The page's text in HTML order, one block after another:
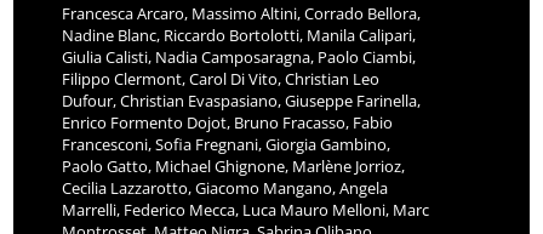
Francesca Arcaro, Massimo Altini, Corrado Bellora,
Nadine Blanc, Riccardo Bortolotti, Manila Calipari,
Giulia Calisti, Nadia Camposaragna, Paolo Ciambi,
Filippo Clermont, Carol Di Vito, Christian Leo
Dufour, Christian Evaspasiano, Giuseppe Farinella,
Enrico Formento Dojot, Bruno Fracasso, Fabio
Francesconi, Sofia Fregnani, Giorgia Gambino,
Paolo Gatto, Michael Ghignone, Marlène Jorrioz,
Cecilia Lazzarotto, Giacomo Mangano, Angela
Marrelli, Federico Mecca, Luca Mauro Melloni, Marc